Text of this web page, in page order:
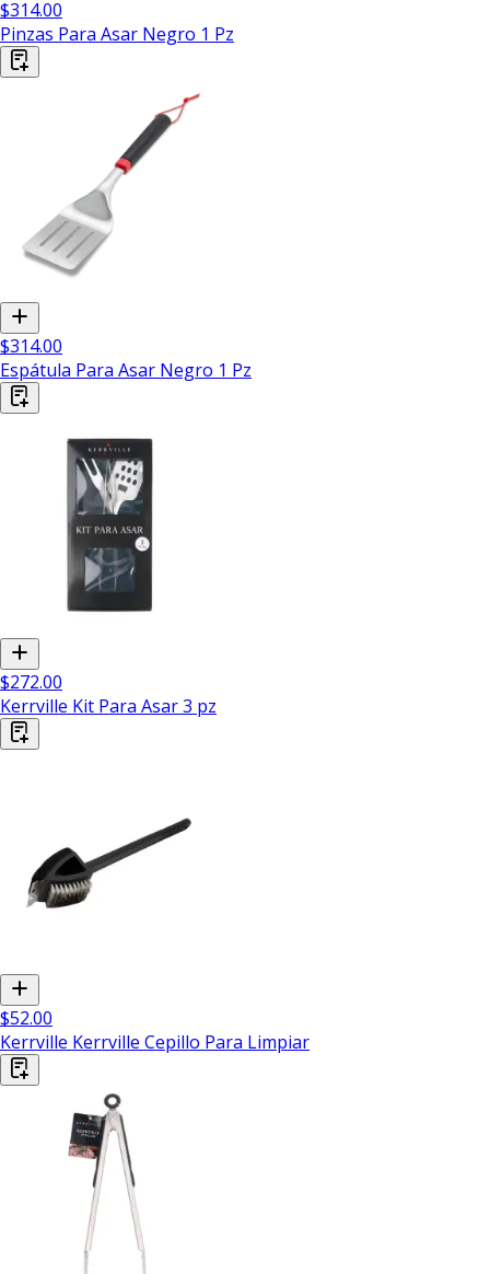
$314.00
Pinzas Para Asar Negro 1 Pz
$314.00
Espátula Para Asar Negro 1 Pz
$272.00
Kerrville Kit Para Asar 3 pz
$52.00
Kerrville Kerrville Cepillo Para Limpiar